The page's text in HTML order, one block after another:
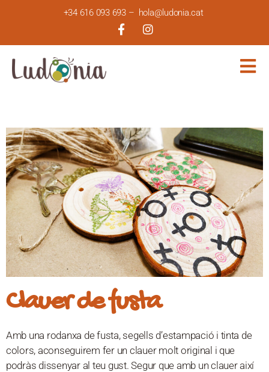
+34 616 093 693– hola@ludonia.cat
Clauer de fusta
Amb una rodanxa de fusta, segells d’estampació i tinta de
colors, aconseguirem fer un clauer molt original i que
podràs dissenyar al teu gust. Segur que amb un clauer així